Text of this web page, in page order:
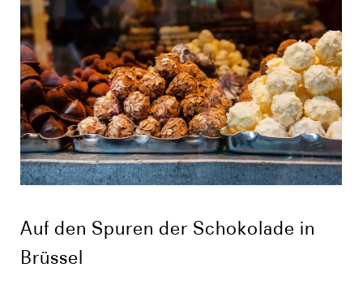
Auf den Spuren der Schokolade in
Brüssel